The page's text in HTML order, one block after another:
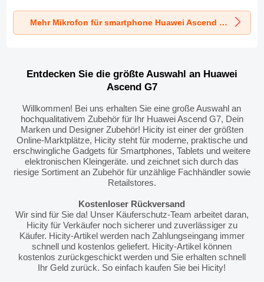
Ascend G7
Schwarz
Ascend G7
Schwarz
Ascend G7
Schwarz
Mehr Mikrofon für smartphone Huawei Ascend G7
Entdecken Sie die größte Auswahl an Huawei
Ascend G7
Willkommen! Bei uns erhalten Sie eine große Auswahl an
hochqualitativem Zubehör für Ihr Huawei Ascend G7, Dein
Marken und Designer Zubehör! Hicity ist einer der größten
Online-Marktplätze, Hicity steht für moderne, praktische und
erschwingliche Gadgets für Smartphones, Tablets und weitere
elektronischen Kleingeräte. und zeichnet sich durch das
riesige Sortiment an Zubehör für unzählige Fachhändler sowie
Retailstores.
Kostenloser Rückversand
Wir sind für Sie da! Unser Käuferschutz-Team arbeitet daran,
Hicity für Verkäufer noch sicherer und zuverlässiger zu
Käufer. Hicity-Artikel werden nach Zahlungseingang immer
schnell und kostenlos geliefert. Hicity-Artikel können
kostenlos zurückgeschickt werden und Sie erhalten schnell
Ihr Geld zurück. So einfach kaufen Sie bei Hicity!